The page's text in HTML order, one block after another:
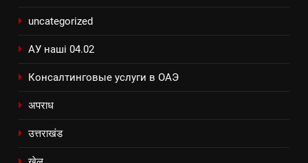
uncategorized
АУ наші 04.02
Консалтинговые услуги в ОАЭ
अपराध
उत्तराखंड